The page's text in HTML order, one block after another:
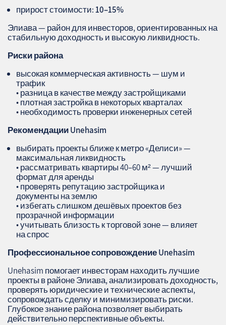
прирост стоимости:10–15%
Элиава — район для инвесторов, ориентированных на
стабильную доходность и высокую ликвидность.
Риски района
высокая коммерческая активность — шум и
трафик
• разница в качестве между застройщиками
• плотная застройка в некоторых кварталах
• необходимость проверки инженерных сетей
РекомендацииUnehasim
выбирать проекты ближе к метро «Делиси» —
максимальная ликвидность
• рассматривать квартиры 40–60 м² — лучший
формат для аренды
• проверять репутацию застройщика и
документы на землю
• избегать слишком дешёвых проектов без
прозрачной информации
• учитывать близость к торговой зоне — влияет
на спрос
Профессиональное сопровождениеUnehasim
Unehasim помогает инвесторам находить лучшие
проекты в районе Элиава, анализировать доходность,
проверять юридические и технические аспекты,
сопровождать сделку и минимизировать риски.
Глубокое знание района позволяет выбирать
действительно перспективные объекты.